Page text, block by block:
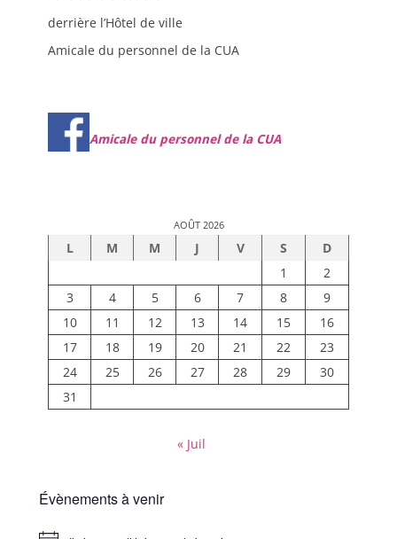
derrière l’Hôtel de ville
Amicale du personnel de la CUA
Amicale du personnel de la CUA
AOÛT 2026
L M M J V S
D
1
2
3
4 5 6 7 8
9
10
11 12 13 14 15
16
17
18 19 20 21 22
23
24
25 26 27 28 29
30
31
« Juil
Évènements à venir